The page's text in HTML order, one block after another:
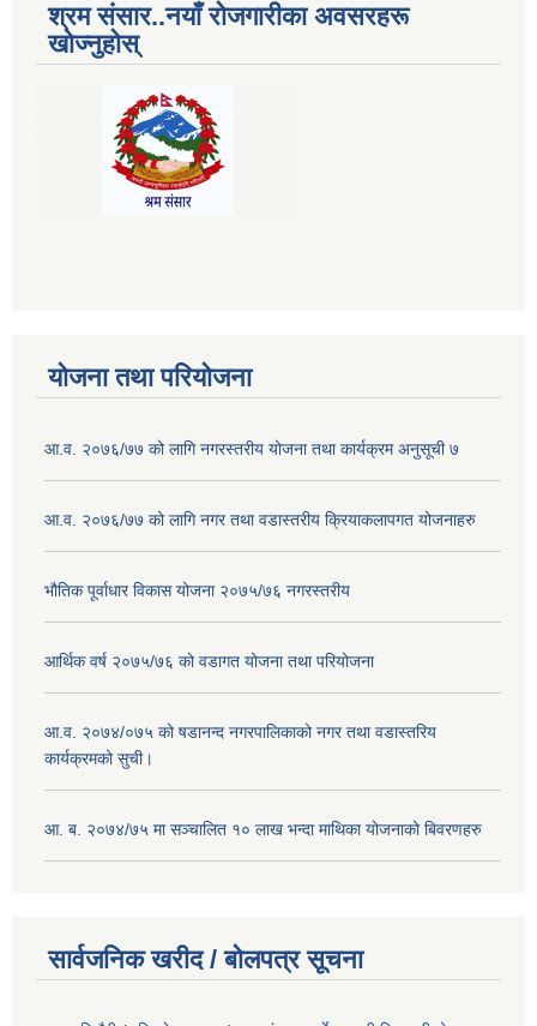
श्रम संसार..नयाँ रोजगारीका अवसरहरू
खोज्नुहोस्
योजना तथा परियोजना
आ.व. २०७६/७७ को लागि नगरस्तरीय योजना तथा कार्यक्रम अनुसूची ७
आ.व. २०७६/७७ को लागि नगर तथा वडास्तरीय क्रियाकलापगत योजनाहरु
भौतिक पूर्वाधार विकास योजना २०७५/७६ नगरस्तरीय
आर्थिक वर्ष २०७५/७६ को वडागत योजना तथा परियोजना
आ.व. २०७४/०७५ को षडानन्द नगरपालिकाको नगर तथा वडास्तरिय
कार्यक्रमको सुची।
आ. ब. २०७४/७५ मा सञ्चालित १० लाख भन्दा माथिका योजनाको बिवरणहरु
सार्वजनिक खरीद / बोलपत्र सूचना